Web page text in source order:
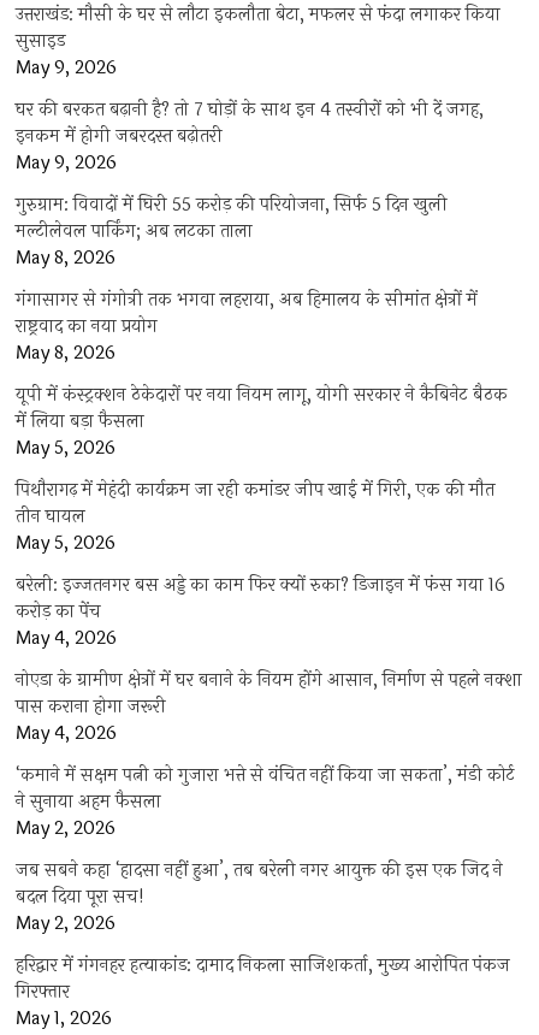
उत्तराखंड: मौसी के घर से लौटा इकलौता बेटा, मफलर से फंदा लगाकर किया
सुसाइड
May 9, 2026
घर की बरकत बढ़ानी है? तो 7 घोड़ों के साथ इन 4 तस्वीरों को भी दें जगह,
इनकम में होगी जबरदस्त बढ़ोतरी
May 9, 2026
गुरुग्राम: विवादों में घिरी 55 करोड़ की परियोजना, सिर्फ 5 दिन खुली
मल्टीलेवल पार्किंग; अब लटका ताला
May 8, 2026
गंगासागर से गंगोत्री तक भगवा लहराया, अब हिमालय के सीमांत क्षेत्रों में
राष्ट्रवाद का नया प्रयोग
May 8, 2026
यूपी में कंस्ट्रक्शन ठेकेदारों पर नया नियम लागू, योगी सरकार ने कैबिनेट बैठक
में लिया बड़ा फैसला
May 5, 2026
पिथौरागढ़ में मेहंदी कार्यक्रम जा रही कमांडर जीप खाई में गिरी, एक की मौत
तीन घायल
May 5, 2026
बरेली: इज्जतनगर बस अड्डे का काम फिर क्यों रुका? डिजाइन में फंस गया 16
करोड़ का पेंच
May 4, 2026
नोएडा के ग्रामीण क्षेत्रों में घर बनाने के नियम होंगे आसान, निर्माण से पहले नक्शा
पास कराना होगा जरूरी
May 4, 2026
‘कमाने में सक्षम पत्नी को गुजारा भत्ते से वंचित नहीं किया जा सकता’, मंडी कोर्ट
ने सुनाया अहम फैसला
May 2, 2026
जब सबने कहा ‘हादसा नहीं हुआ’, तब बरेली नगर आयुक्त की इस एक जिद ने
बदल दिया पूरा सच!
May 2, 2026
हरिद्वार में गंगनहर हत्याकांड: दामाद निकला साजिशकर्ता, मुख्य आरोपित पंकज
गिरफ्तार
May 1, 2026